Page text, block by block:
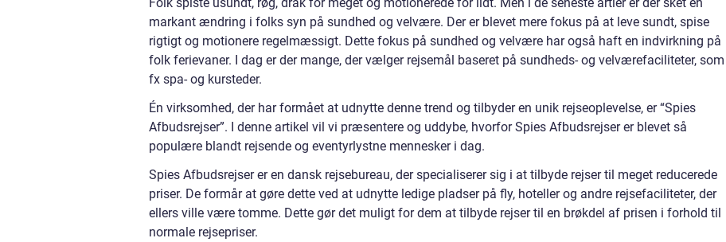
markant ændring i folks syn på sundhed og velvære. Der er blevet mere fokus på at leve sundt, spise
rigtigt og motionere regelmæssigt. Dette fokus på sundhed og velvære har også haft en indvirkning på
folk ferievaner. I dag er der mange, der vælger rejsemål baseret på sundheds- og velværefaciliteter, som
fx spa- og kursteder.
Én virksomhed, der har formået at udnytte denne trend og tilbyder en unik rejseoplevelse, er “Spies
Afbudsrejser”. I denne artikel vil vi præsentere og uddybe, hvorfor Spies Afbudsrejser er blevet så
populære blandt rejsende og eventyrlystne mennesker i dag.
Spies Afbudsrejser er en dansk rejsebureau, der specialiserer sig i at tilbyde rejser til meget reducerede
priser. De formår at gøre dette ved at udnytte ledige pladser på fly, hoteller og andre rejsefaciliteter, der
ellers ville være tomme. Dette gør det muligt for dem at tilbyde rejser til en brøkdel af prisen i forhold til
normale rejsepriser.